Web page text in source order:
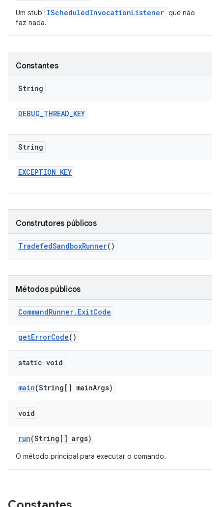
Um stub IScheduledInvocationListener que não
faz nada.
Constantes
String
DEBUG_THREAD_KEY
String
EXCEPTION_KEY
Construtores públicos
TradefedSandboxRunner()
Métodos públicos
CommandRunner. ExitCode
getErrorCode()
static void
main(String[] mainArgs)
void
run(String[] args)
O método principal para executar o comando.